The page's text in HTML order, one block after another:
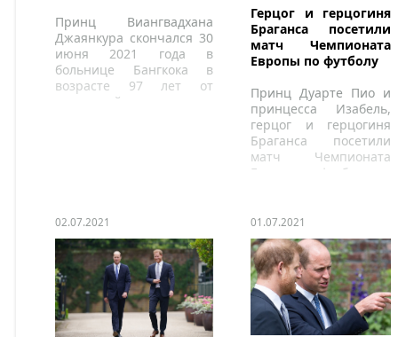
Принц Виангвадхана
Джаянкура скончался 30
июня 2021 года в
больнице Бангкока в
возрасте 97 лет от
сердечной
Герцог и герцогиня
Браганса посетили
матч Чемпионата
Европы по футболу
Принц Дуарте Пио и
принцесса Изабель,
герцог и герцогиня
Браганса посетили
матч Чемпионата
Европы по футболу
02.07.2021 01.07.2021